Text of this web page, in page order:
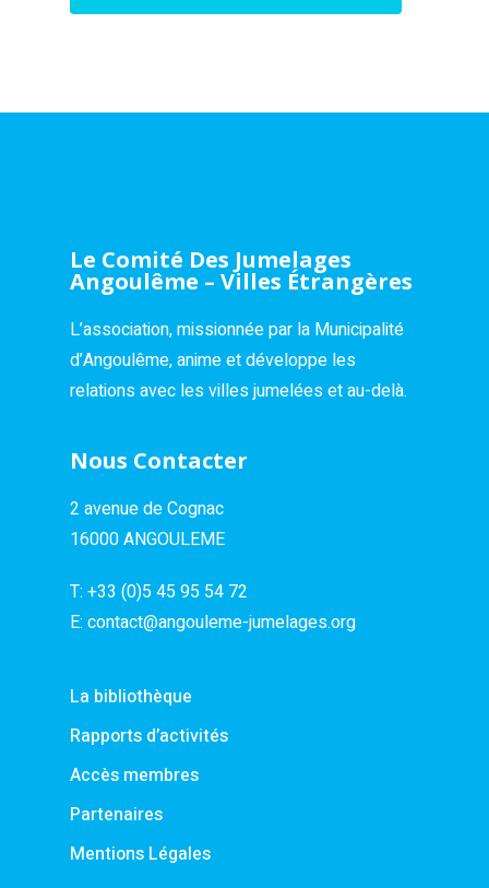
Le Comité Des Jumelages
Angoulême – Villes Étrangères
L’association, missionnée par la Municipalité
d’Angoulême, anime et développe les
relations avec les villes jumelées et au-delà.
Nous Contacter
2 avenue de Cognac
16000 ANGOULEME
T: +33 (0)5 45 95 54 72
E: contact@angouleme-jumelages.org
La bibliothèque
Rapports d’activités
Accès membres
Partenaires
Mentions Légales